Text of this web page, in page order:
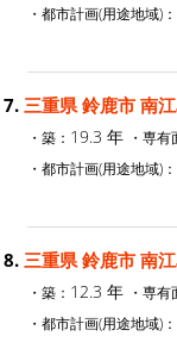
・都市計画(用途地域)：
7. 三重県 鈴鹿市 南
・築： 19.3 年 ・専有
・都市計画(用途地域)：
8. 三重県 鈴鹿市 南
・築： 12.3 年 ・専有
・都市計画(用途地域)：